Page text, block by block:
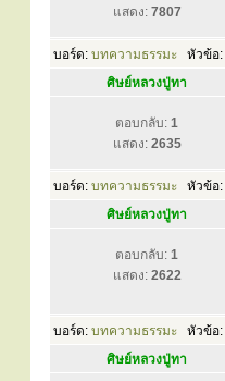
แสดง: 7807
บอร์ด: บทความธรรมะ หัวข้อ:
ศิษย์หลวงปู่ทา
ตอบกลับ: 1
แสดง: 2635
บอร์ด: บทความธรรมะ หัวข้อ:
ศิษย์หลวงปู่ทา
ตอบกลับ: 1
แสดง: 2622
บอร์ด: บทความธรรมะ หัวข้อ:
ศิษย์หลวงปู่ทา